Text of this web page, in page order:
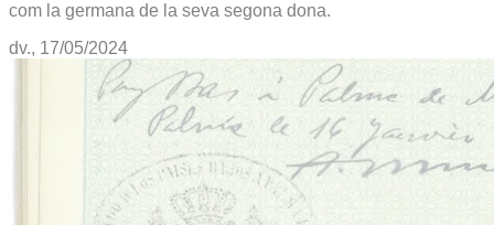
com la germana de la seva segona dona.
dv., 17/05/2024